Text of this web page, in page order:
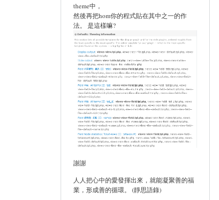
theme中，
然後再把hom你的程式貼在其中之一的作
法。 是這樣嘛?
謝謝
人人把心中的愛發揮出來，就能凝聚善的福
業，形成善的循環。 (靜思語錄)